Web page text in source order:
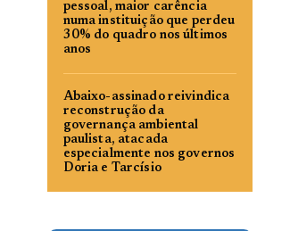
pessoal, maior carência
numa instituição que perdeu
30% do quadro nos últimos
anos
Abaixo-assinado reivindica
reconstrução da
governança ambiental
paulista, atacada
especialmente nos governos
Doria e Tarcísio